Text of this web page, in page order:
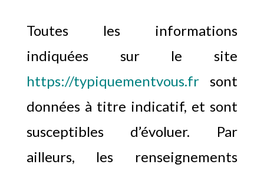
Toutes les informations
indiquées sur le site
https://typiquementvous.frsont
données à titre indicatif, et sont
susceptibles d’évoluer. Par
ailleurs, les renseignements